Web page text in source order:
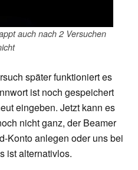
auch nach 2 Versuchen
später funktioniert es
ist noch gespeichert
eingeben. Jetzt kann es
nicht ganz, der Beamer
Konto anlegen oder uns bei
ist alternativlos.